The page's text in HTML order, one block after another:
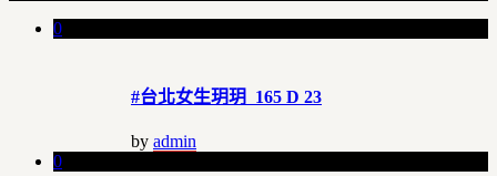
0
#台北女生玥玥 165 D 23
by admin
0